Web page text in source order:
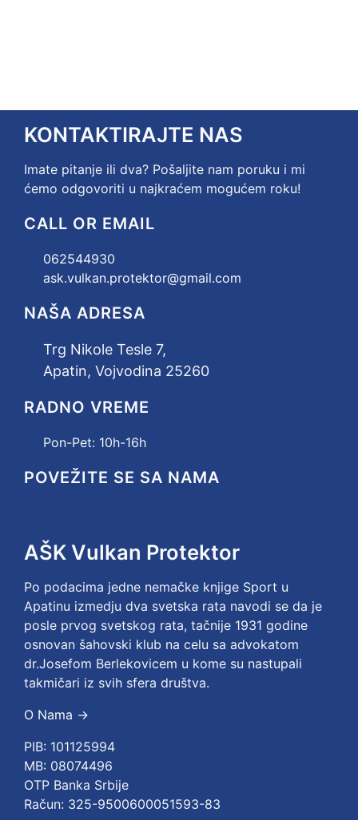
KONTAKTIRAJTE NAS
Imate pitanje ili dva? Pošaljite nam poruku i mi
ćemo odgovoriti u najkraćem mogućem roku!
CALL OR EMAIL
062544930
ask.vulkan.protektor@gmail.com
NAŠA ADRESA
Trg Nikole Tesle 7,
Apatin, Vojvodina 25260
RADNO VREME
Pon-Pet: 10h-16h
POVEŽITE SE SA NAMA
AŠK Vulkan Protektor
Po podacima jedne nemačke knjige Sport u
Apatinu izmedju dva svetska rata navodi se da je
posle prvog svetskog rata, tačnije 1931 godine
osnovan šahovski klub na celu sa advokatom
dr.Josefom Berlekovicem u kome su nastupali
takmičari iz svih sfera društva.
O Nama →
PIB: 101125994
MB: 08074496
OTP Banka Srbije
Račun: 325-9500600051593-83